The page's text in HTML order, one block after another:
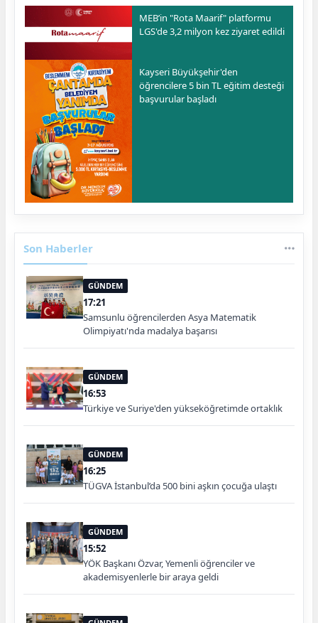
MEB’in "Rota Maarif" platformu
LGS'de 3,2 milyon kez ziyaret edildi
Kayseri Büyükşehir'den
öğrencilere 5 bin TL eğitim desteği
başvurular başladı
Son Haberler
GÜNDEM
17:21
Samsunlu öğrencilerden Asya Matematik
Olimpiyatı'nda madalya başarısı
GÜNDEM
16:53
Türkiye ve Suriye'den yükseköğretimde ortaklık
GÜNDEM
16:25
TÜGVA İstanbul’da 500 bini aşkın çocuğa ulaştı
GÜNDEM
15:52
YÖK Başkanı Özvar, Yemenli öğrenciler ve
akademisyenlerle bir araya geldi